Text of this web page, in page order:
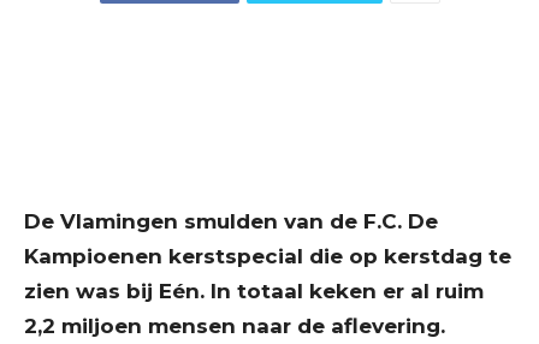
De Vlamingen smulden van de F.C. De
Kampioenen kerstspecial die op kerstdag te
zien was bij Eén. In totaal keken er al ruim
2,2 miljoen mensen naar de aflevering.